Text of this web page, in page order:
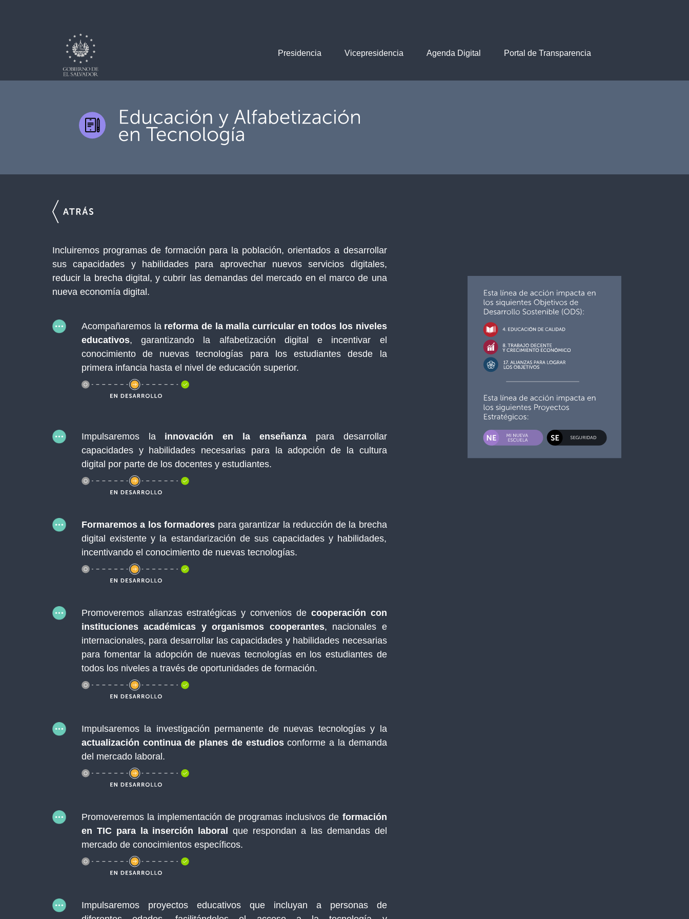
Presidencia Vicepresidencia Agenda Digital Portal de Transparencia
Incluiremos programas de formación para la población, orientados a desarrollar
sus capacidades y habilidades para aprovechar nuevos servicios digitales,
reducir la brecha digital, y cubrir las demandas del mercado en el marco de una
nueva economía digital.
Acompañaremos la reforma de la malla curricular en todos los niveles
educativos, garantizando la alfabetización digital e incentivar el
conocimiento de nuevas tecnologías para los estudiantes desde la
primera infancia hasta el nivel de educación superior.
Impulsaremos la innovación en la enseñanzapara desarrollar
capacidades y habilidades necesarias para la adopción de la cultura
digital por parte de los docentes y estudiantes.
Formaremos a los formadores para garantizar la reducción de la brecha
digital existente y la estandarización de sus capacidades y habilidades,
incentivando el conocimiento de nuevas tecnologías.
Promoveremos alianzas estratégicas y convenios de cooperación con
instituciones académicas y organismos cooperantes, nacionales e
internacionales, para desarrollar las capacidades y habilidades necesarias
para fomentar la adopción de nuevas tecnologías en los estudiantes de
todos los niveles a través de oportunidades de formación.
Impulsaremos la investigación permanente de nuevas tecnologías y la
actualización continua de planes de estudiosconforme a la demanda
del mercado laboral.
Promoveremos la implementación de programas inclusivos de formación
en TIC para la inserción laboral que respondan a las demandas del
mercado de conocimientos específicos.
Impulsaremos proyectos educativos que incluyan a personas de